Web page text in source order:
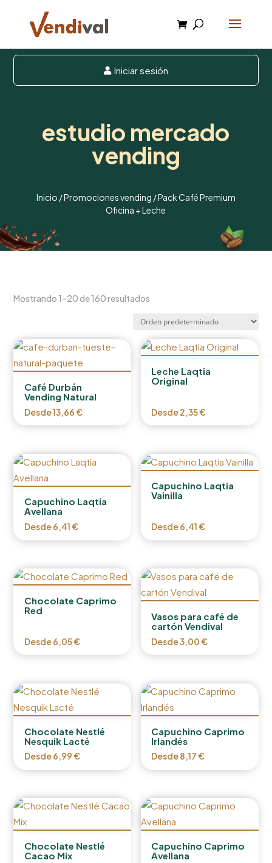
 Iniciar sesión
estudio mercado
vending
Inicio /Promociones vending / Pack Café Premium
Oficina + Leche
Mostrando 1–20 de 160 resultados
Café Durbán
Vending Natural
Desde13,66€
Leche Laqtia
Original
Desde2,35€
Capuchino Laqtia
Avellana
Desde6,41€
Capuchino Laqtia
Vainilla
Desde6,41€
Chocolate Caprimo
Red
Desde6,05€
Vasos para café de
cartón Vendival
Desde3,00€
Chocolate Nestlé
Nesquik Lacté
Desde6,99€
Capuchino Caprimo
Irlandés
Desde8,17€
Chocolate Nestlé
Cacao Mix
Capuchino Caprimo
Avellana